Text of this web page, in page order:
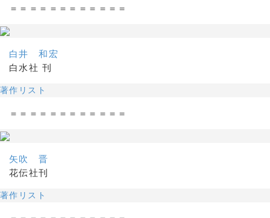
＝＝＝＝＝＝＝＝＝＝＝＝
白井 和宏
白水社 刊
著作リスト
＝＝＝＝＝＝＝＝＝＝＝＝
矢吹 晋
花伝社刊
著作リスト